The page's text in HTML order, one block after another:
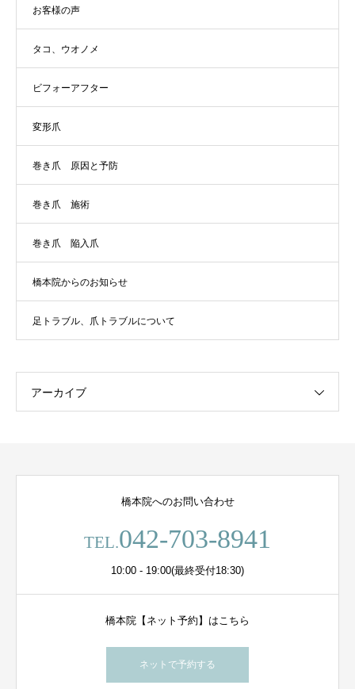
お客様の声
タコ、ウオノメ
ビフォーアフター
変形爪
巻き爪 原因と予防
巻き爪 施術
巻き爪 陥入爪
橋本院からのお知らせ
足トラブル、爪トラブルについて
アーカイブ
橋本院へのお問い合わせ
TEL.042-703-8941
10:00 - 19:00(最終受付18:30)
橋本院【ネット予約】はこちら
ネットで予約する